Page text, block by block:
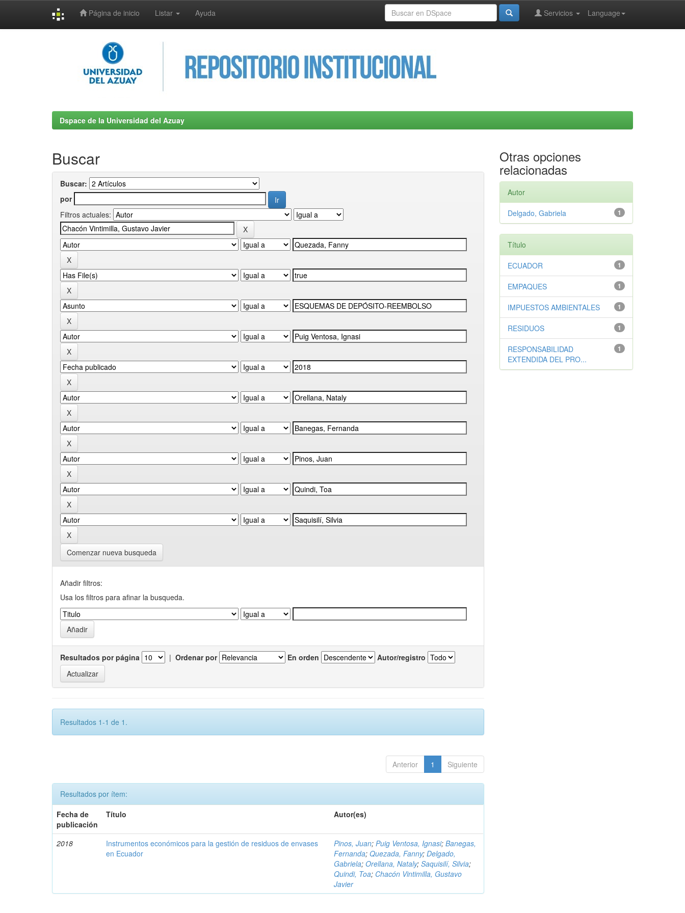
Página de inicio Listar Ayuda Language
Servicios
Dspace de la Universidad del Azuay
Buscar
Buscar:
por
Filtros actuales:
Comenzar nueva busqueda
Añadir filtros:
Usa los filtros para afinar la busqueda.
Resultados por página | Ordenar por En orden Autor/registro
Resultados 1-1 de 1.
Anterior 1 Siguiente
Resultados por ítem:
Fecha de
publicación
Título Autor(es)
2018
Instrumentos económicos para la gestión de residuos de envases
en Ecuador
Pinos, Juan;Puig Ventosa, Ignasi;Banegas,
Fernanda;Quezada, Fanny;Delgado,
Gabriela;Orellana, Nataly;Saquisilí, Silvia;
Quindi, Toa; Chacón Vintimilla, Gustavo
Javier
Otras opciones
relacionadas
Autor
1
Delgado, Gabriela
Título
1
ECUADOR
1
EMPAQUES
1
IMPUESTOS AMBIENTALES
1
RESIDUOS
1
RESPONSABILIDAD
EXTENDIDA DEL PRO...